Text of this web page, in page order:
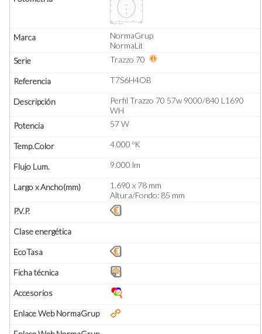
NormaGrup
NormaLit
Trazzo 70
T7S6H4OB
Perfil Trazzo 70 57w 9000/840 L1690
WH
57 W
4.000 ºK
9.000 lm
1.690 x 78 mm
Altura/Fondo: 85 mm